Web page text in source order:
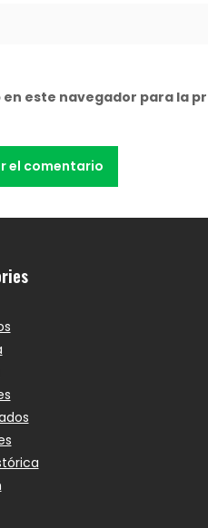
este navegador para la